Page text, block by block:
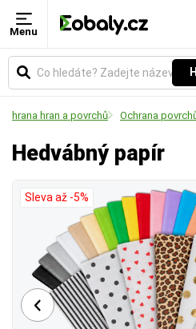
Menu
Ochrana hran a povrchů Ochrana
Hedvábný papír
Sleva až -5%
Barva
Vyberte si barevné